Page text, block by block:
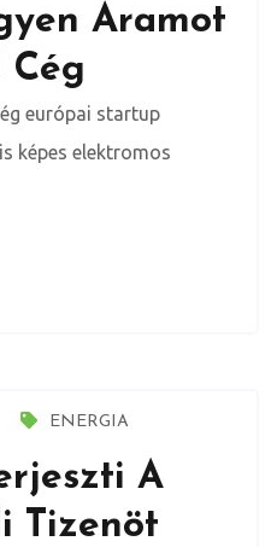
Áramot
Cég
európai startup
képes elektromos
ENERGIA
A
Tizenöt